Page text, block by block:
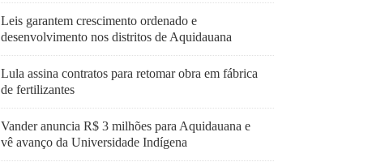
Leis garantem crescimento ordenado e
desenvolvimento nos distritos de Aquidauana
Lula assina contratos para retomar obra em fábrica
de fertilizantes
Vander anuncia R$ 3 milhões para Aquidauana e
vê avanço da Universidade Indígena